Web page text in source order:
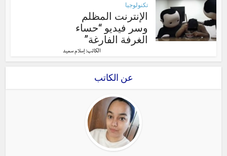
تكنولوجيا
الإنترنت المظلم
وسر فيديو “حساء
الغرفة الفارغة”
الكاتب: إسلام سعيد
عن الكاتب